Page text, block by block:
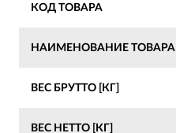
КОД ТОВАРА
НАИМЕНОВАНИЕ ТОВАРА
ВЕС БРУТТО [КГ]
ВЕС НЕТТО [КГ]